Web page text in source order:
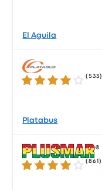
El Aguila
4.1 su 5 stelle (533)
Platabus
3.9 su 5 stelle (861 )